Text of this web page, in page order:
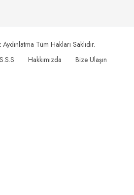
Tüm Hakları Saklıdır.
S.S.S Hakkımızda Bize Ulaşın